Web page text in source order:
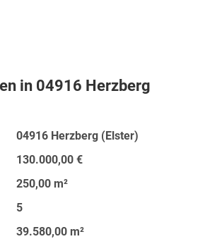
in 04916 Herzberg
04916 Herzberg (Elster)
130.000,00 €
250,00 m²
5
39.580,00 m²